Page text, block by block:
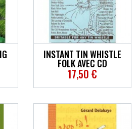
INSTANT TIN WHISTLE
FOLK AVEC CD
17,50 €